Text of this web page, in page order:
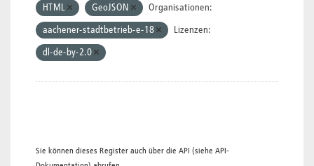
HTML GeoJSON Organisationen:
aachener-stadtbetrieb-e-18 Lizenzen:
dl-de-by-2.0
Sie können dieses Register auch über die API (siehe API-